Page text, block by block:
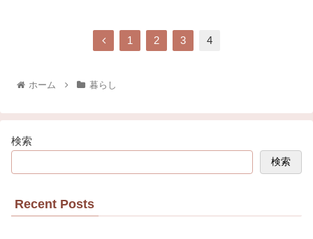
1 2 3 4
ホーム 暮らし
検索
検索
Recent Posts